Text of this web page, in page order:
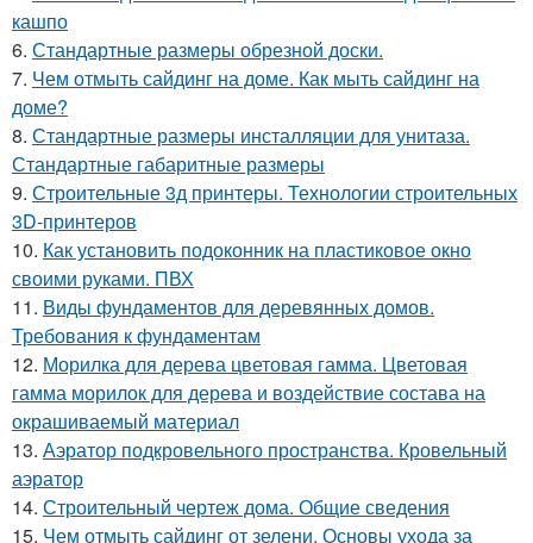
кашпо
6. Стандартные размеры обрезной доски.
7. Чем отмыть сайдинг на доме. Как мыть сайдинг на
доме?
8. Стандартные размеры инсталляции для унитаза.
Стандартные габаритные размеры
9. Строительные 3д принтеры. Технологии строительных
3D-принтеров
10. Как установить подоконник на пластиковое окно
своими руками. ПВХ
11. Виды фундаментов для деревянных домов.
Требования к фундаментам
12. Морилка для дерева цветовая гамма. Цветовая
гамма морилок для дерева и воздействие состава на
окрашиваемый материал
13. Аэратор подкровельного пространства. Кровельный
аэратор
14. Строительный чертеж дома. Общие сведения
15. Чем отмыть сайдинг от зелени. Основы ухода за